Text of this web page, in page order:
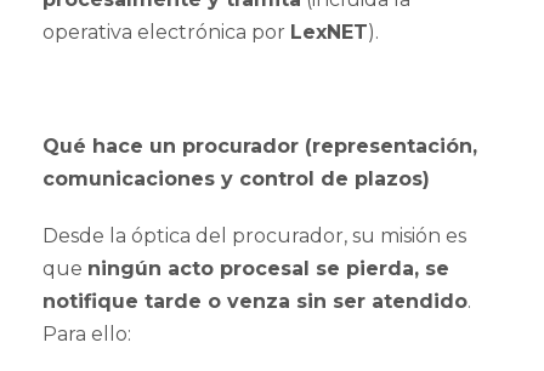
operativa electrónica por LexNET).
Qué hace un procurador (representación,
comunicaciones y control de plazos)
Desde la óptica del procurador, su misión es
que ningún acto procesal se pierda, se
notifique tarde o venza sin ser atendido.
Para ello: